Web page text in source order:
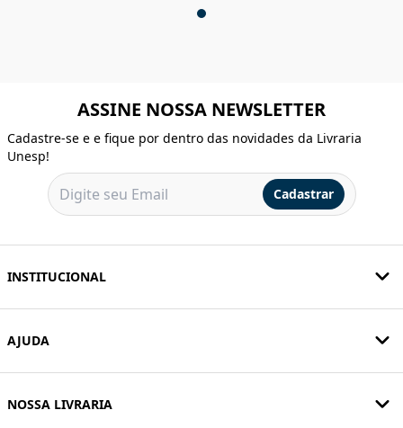
ASSINE NOSSA NEWSLETTER
Cadastre-se e e fique por dentro das novidades da Livraria
Unesp!
Cadastrar
INSTITUCIONAL
AJUDA
NOSSA LIVRARIA